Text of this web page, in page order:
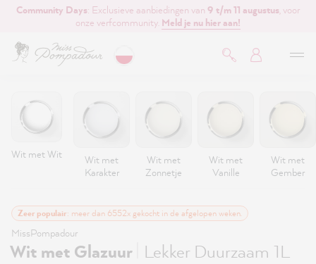
hoofdinhoud
Community Days: Exclusieve aanbiedingen van 9 t/m 11 augustus , voor
onze verfcommunity. Meld je nu hier aan!
Wit met Wit
Wit met
Karakter
Wit met
Zonnetje
Wit met
Vanille
Wit met
Gember
Zeer populair: meer dan 6552x gekocht in de afgelopen weken.
MissPompadour
Wit met Glazuur Lekker Duurzaam 1L